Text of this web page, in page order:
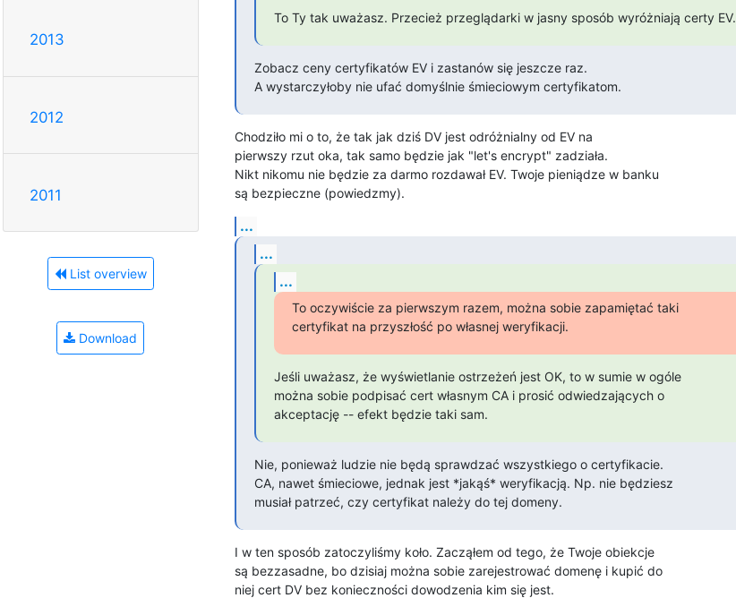
2013
2012
2011
List overview
Download
To Ty tak uważasz. Przecież przeglądarki w jasny sposób wyróżniają certy EV.
Zobacz ceny certyfikatów EV i zastanów się jeszcze raz.
A wystarczyłoby nie ufać domyślnie śmieciowym certyfikatom.
Chodziło mi o to, że tak jak dziś DV jest odróżnialny od EV na
pierwszy rzut oka, tak samo będzie jak "let's encrypt" zadziała.
Nikt nikomu nie będzie za darmo rozdawał EV. Twoje pieniądze w banku
są bezpieczne (powiedzmy).
...
...
...
To oczywiście za pierwszym razem, można sobie zapamiętać taki
certyfikat na przyszłość po własnej weryfikacji.
Jeśli uważasz, że wyświetlanie ostrzeżeń jest OK, to w sumie w ogóle
można sobie podpisać cert własnym CA i prosić odwiedzających o
akceptację -- efekt będzie taki sam.
Nie, ponieważ ludzie nie będą sprawdzać wszystkiego o certyfikacie.
CA, nawet śmieciowe, jednak jest *jakąś* weryfikacją. Np. nie będziesz
musiał patrzeć, czy certyfikat należy do tej domeny.
I w ten sposób zatoczyliśmy koło. Zacząłem od tego, że Twoje obiekcje
są bezzasadne, bo dzisiaj można sobie zarejestrować domenę i kupić do
niej cert DV bez konieczności dowodzenia kim się jest.